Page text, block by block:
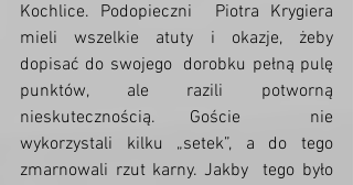
Kochlice. Podopieczni  Piotra Krygiera
mieli wszelkie atuty i okazje, żeby
dopisać do swojego  dorobku pełną pulę
punktów, ale razili potworną
nieskutecznością. Goście  nie
wykorzystali kilku „setek”, a do tego
zmarnowali rzut karny. Jakby  tego było